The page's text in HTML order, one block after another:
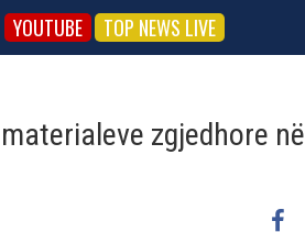
YOUTUBE TOP NEWS LIVE
zgjedhore në